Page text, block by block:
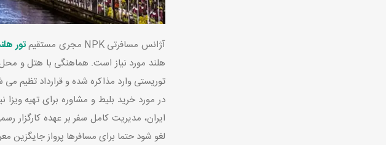
آژانس مسافرتی NPK مجری مستقیم تور
هلند مورد نیاز است. هماهنگی با هتل و محل
توریستی وارد مذاکره شده و قرارداد تظیم می
در مورد خرید بلیط و مشاوره برای تهیه ویزا
ایران، مدیریت کامل سفر بر عهده کارگزار
لغو شود حتما برای مسافرها پرواز جایگزین